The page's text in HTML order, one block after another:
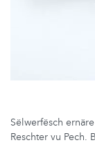
Sëlwerfësch
Reschter vu Pech.